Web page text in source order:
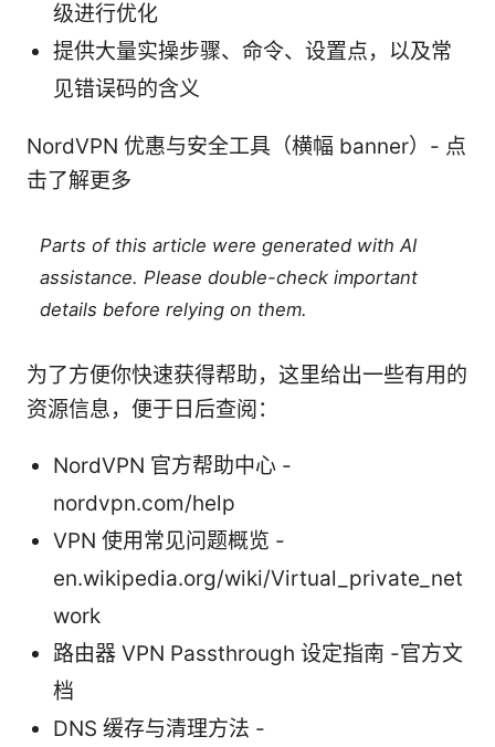
级进行优化
提供大量实操步骤、命令、设置点，以及常
见错误码的含义
NordVPN 优惠与安全工具（横幅 banner）- 点
击了解更多
Parts of this article were generated with AI
assistance. Please double-check important
details before relying on them.
为了方便你快速获得帮助，这里给出一些有用的
资源信息，便于日后查阅：
NordVPN 官方帮助中心 -
nordvpn.com/help
VPN 使用常见问题概览 -
en.wikipedia.org/wiki/Virtual_private_net
work
路由器 VPN Passthrough 设定指南 -官方文
档
DNS 缓存与清理方法 -